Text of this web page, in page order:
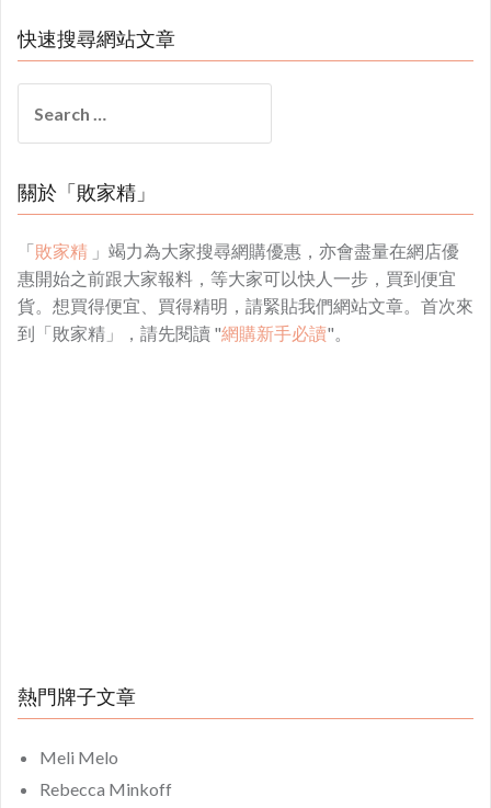
快速搜尋網站文章
for:
關於「敗家精」
「敗家精 」竭力為大家搜尋網購優惠，亦會盡量在網店優
惠開始之前跟大家報料，等大家可以快人一步，買到便宜
貨。想買得便宜、買得精明，請緊貼我們網站文章。首次來
到「敗家精」，請先閱讀 "網購新手必讀"。
熱門牌子文章
Meli Melo
Rebecca Minkoff